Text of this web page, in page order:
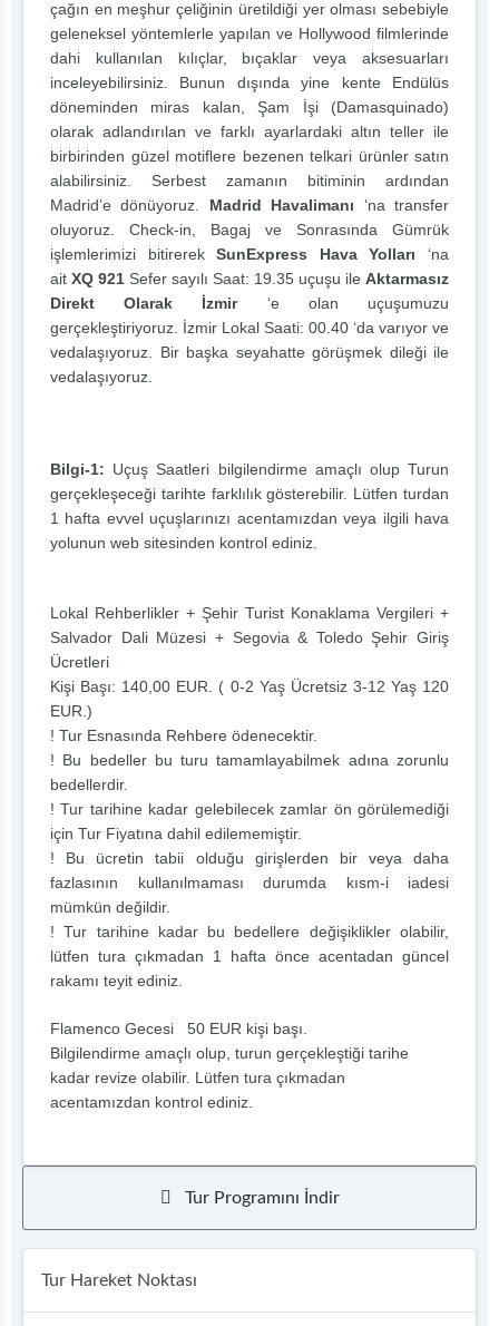
çağın en meşhur çeliğinin üretildiği yer olması sebebiyle
geleneksel yöntemlerle yapılan ve Hollywood filmlerinde
dahi kullanılan kılıçlar, bıçaklar veya aksesuarları
inceleyebilirsiniz. Bunun dışında yine kente Endülüs
döneminden miras kalan, Şam İşi (Damasquinado)
olarak adlandırılan ve farklı ayarlardaki altın teller ile
birbirinden güzel motiflere bezenen telkari ürünler satın
alabilirsiniz. Serbest zamanın bitiminin ardından
Madrid’e dönüyoruz. Madrid Havalimanı ‘na transfer
oluyoruz. Check-in, Bagaj ve Sonrasında Gümrük
işlemlerimizi bitirerekSunExpress Hava Yolları ‘na
ait XQ 921 Sefer sayılı Saat: 19.35 uçuşu ile Aktarmasız
Direkt Olarak İzmir‘e olan uçuşumuzu
gerçekleştiriyoruz. İzmir Lokal Saati: 00.40 ‘da varıyor ve
vedalaşıyoruz. Bir başka seyahatte görüşmek dileği ile
vedalaşıyoruz.
Bilgi-1: Uçuş Saatleri bilgilendirme amaçlı olup Turun
gerçekleşeceği tarihte farklılık gösterebilir. Lütfen turdan
1 hafta evvel uçuşlarınızı acentamızdan veya ilgili hava
yolunun web sitesinden kontrol ediniz.
Lokal Rehberlikler + Şehir Turist Konaklama Vergileri +
Salvador Dali Müzesi + Segovia & Toledo Şehir Giriş
Ücretleri
Kişi Başı: 140,00 EUR. ( 0-2 Yaş Ücretsiz 3-12 Yaş 120
EUR.)
! Tur Esnasında Rehbere ödenecektir.
! Bu bedeller bu turu tamamlayabilmek adına zorunlu
bedellerdir.
! Tur tarihine kadar gelebilecek zamlar ön görülemediği
için Tur Fiyatına dahil edilememiştir.
! Bu ücretin tabii olduğu girişlerden bir veya daha
fazlasının kullanılmaması durumda kısm-i iadesi
mümkün değildir.
! Tur tarihine kadar bu bedellere değişiklikler olabilir,
lütfen tura çıkmadan 1 hafta önce acentadan güncel
rakamı teyit ediniz.
Flamenco Gecesi 50 EUR kişi başı.
Bilgilendirme amaçlı olup, turun gerçekleştiği tarihe
kadar revize olabilir. Lütfen tura çıkmadan
acentamızdan kontrol ediniz.
Tur Programını İndir
Tur Hareket Noktası